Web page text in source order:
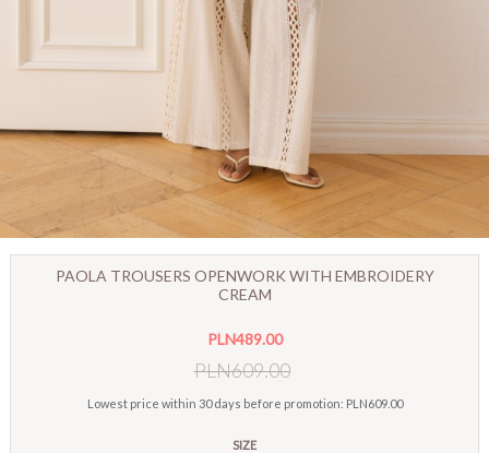
PAOLA TROUSERS OPENWORK WITH EMBROIDERY
CREAM
PLN489.00
PLN609.00
Lowest price within 30 days before promotion: PLN609.00
SIZE